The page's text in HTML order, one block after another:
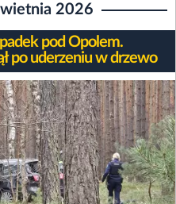
2026
pod Opolem.
po uderzeniu w drzewo